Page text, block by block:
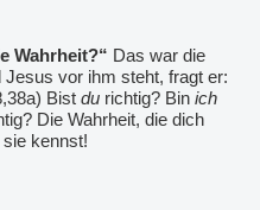
Wahrheit?“ Das war die
Jesus vor ihm steht, fragt er:
Bist du richtig? Bin ich
Die Wahrheit, die dich
kennst!